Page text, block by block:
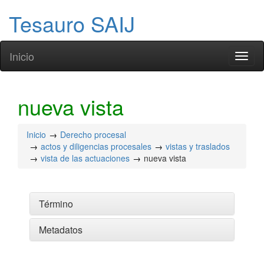
Tesauro SAIJ
Inicio
nueva vista
Inicio
Derecho procesal
actos y diligencias procesales
vistas y traslados
vista de las actuaciones
nueva vista
Término
Metadatos